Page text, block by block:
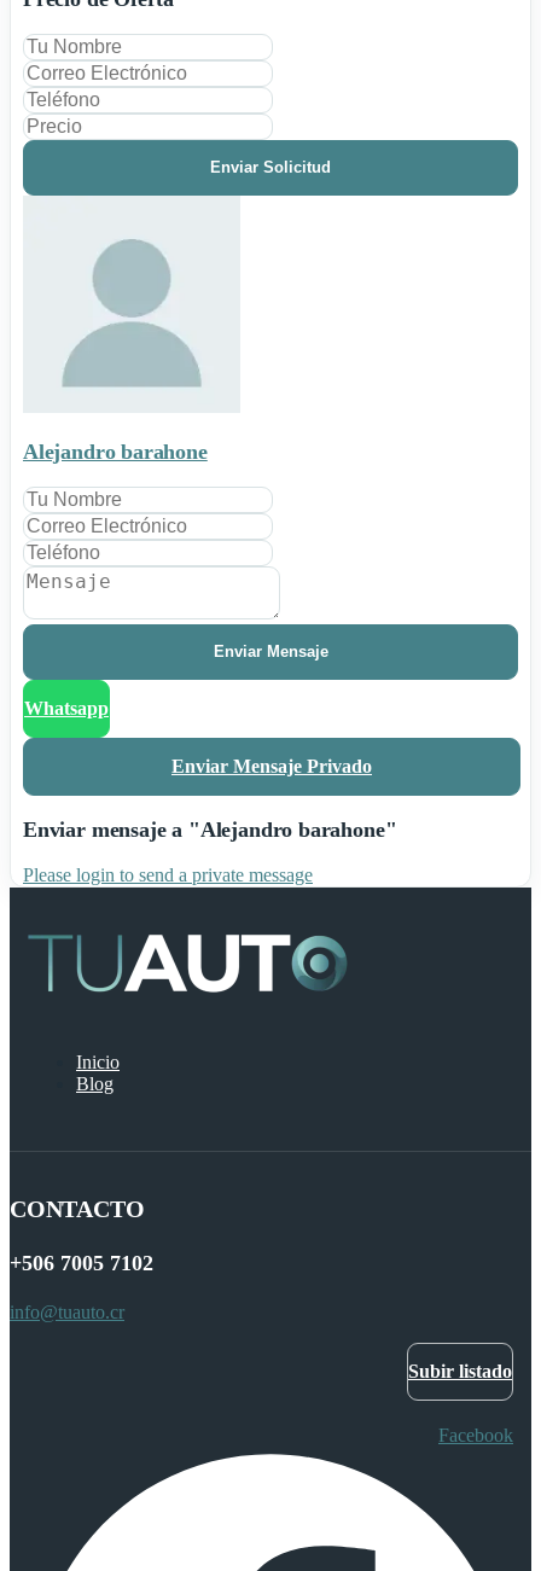
Enviar Solicitud
Alejandro barahone
Enviar Mensaje
Whatsapp
Enviar Mensaje Privado
Enviar mensaje a "Alejandro barahone"
Please login to send a private message
Inicio
Blog
CONTACTO
+506 7005 7102
info@tuauto.cr
Subir listado
Facebook